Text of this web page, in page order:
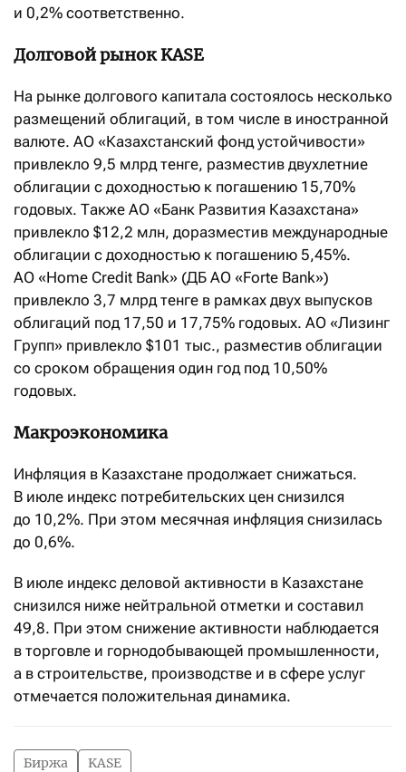
и 0,2% соответственно.
Долговой рынок KASE
На рынке долгового капитала состоялось несколько
размещений облигаций, в том числе в иностранной
валюте. АО «Казахстанский фонд устойчивости»
привлекло 9,5 млрд тенге, разместив двухлетние
облигации с доходностью к погашению 15,70%
годовых. Также АО «Банк Развития Казахстана»
привлекло $12,2 млн, доразместив международные
облигации с доходностью к погашению 5,45%.
АО «Home Credit Bank» (ДБ АО «Forte Bank»)
привлекло 3,7 млрд тенге в рамках двух выпусков
облигаций под 17,50 и 17,75% годовых. АО «Лизинг
Групп» привлекло $101 тыс., разместив облигации
со сроком обращения один год под 10,50%
годовых.
Макроэкономика
Инфляция в Казахстане продолжает снижаться.
В июле индекс потребительских цен снизился
до 10,2%. При этом месячная инфляция снизилась
до 0,6%.
В июле индекс деловой активности в Казахстане
снизился ниже нейтральной отметки и составил
49,8. При этом снижение активности наблюдается
в торговле и горнодобывающей промышленности,
а в строительстве, производстве и в сфере услуг
отмечается положительная динамика.
Биржа KASE